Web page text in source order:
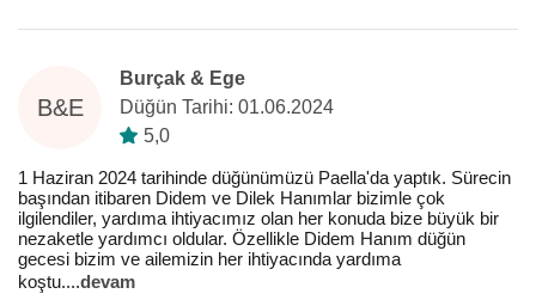
B&E
Burçak & Ege
Düğün Tarihi: 01.06.2024
5,0
1 Haziran 2024 tarihinde düğünümüzü Paella'da yaptık. Sürecin
başından itibaren Didem ve Dilek Hanımlar bizimle çok
ilgilendiler, yardıma ihtiyacımız olan her konuda bize büyük bir
nezaketle yardımcı oldular. Özellikle Didem Hanım düğün
gecesi bizim ve ailemizin her ihtiyacında yardıma
koştu....devam